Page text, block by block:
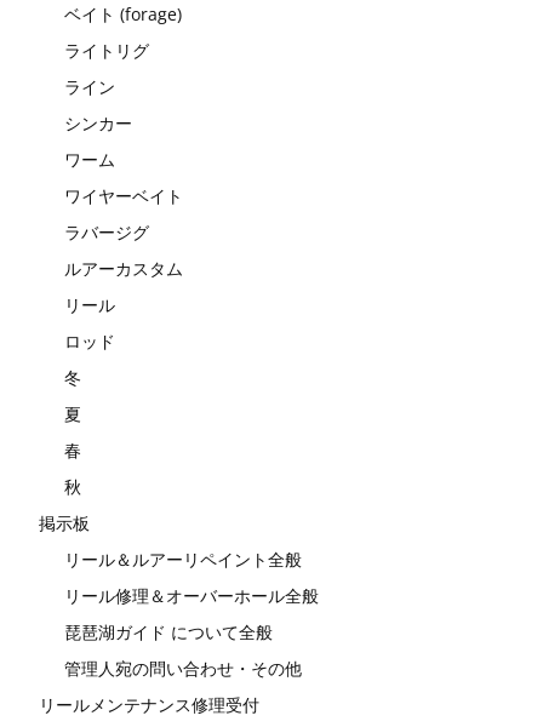
ベイト (forage)
ライトリグ
ライン
シンカー
ワーム
ワイヤーベイト
ラバージグ
ルアーカスタム
リール
ロッド
冬
夏
春
秋
掲示板
リール＆ルアーリペイント全般
リール修理＆オーバーホール全般
琵琶湖ガイド について全般
管理人宛の問い合わせ・その他
リールメンテナンス修理受付